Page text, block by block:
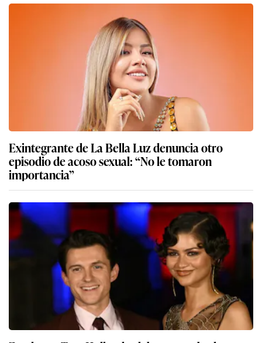
Exintegrante de La Bella Luz denuncia otro
episodio de acoso sexual: “No le tomaron
importancia”